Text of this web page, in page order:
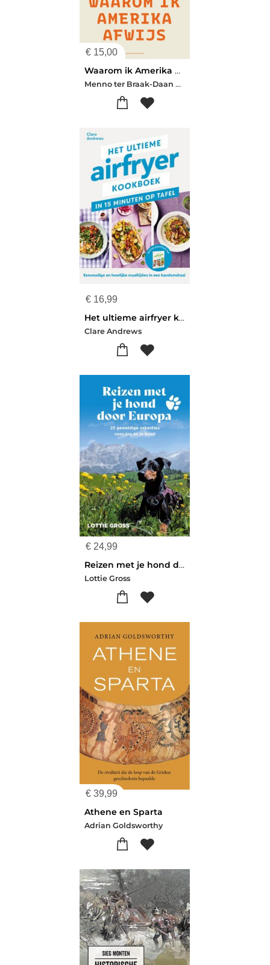
€ 15,00
Waarom ik Amerika afwijs
Menno ter Braak-Daan Heerma van Voss
€ 16,99
Het ultieme airfryer kookboek - in 15 minuten aan tafel
Clare Andrews
€ 24,99
Reizen met je hond door Europa
Lottie Gross
€ 39,99
Athene en Sparta
Adrian Goldsworthy